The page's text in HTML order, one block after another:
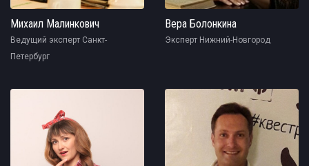
Михаил Малинкович
Ведущий эксперт Санкт-
Петербург
Вера Болонкина
Эксперт Нижний-Новгород